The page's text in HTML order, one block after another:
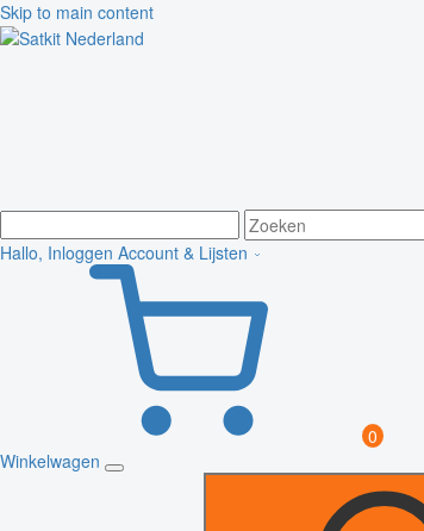
Skip to main content
Hallo, Inloggen Account & Lijsten
0
Winkelwagen